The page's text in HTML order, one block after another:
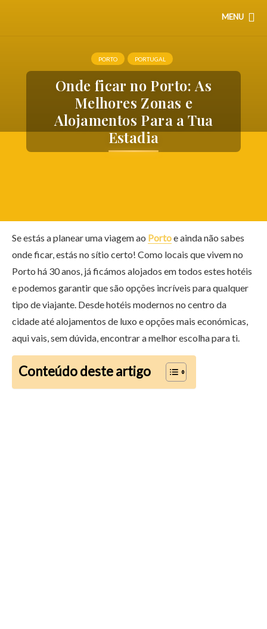
MENU
PORTO PORTUGAL
Onde ficar no Porto: As
Melhores Zonas e
Alojamentos Para a Tua
Estadia
Se estás a planear uma viagem ao Portoe ainda não sabes
onde ficar, estás no sítio certo! Como locais que vivem no
Porto há 30 anos, já ficámos alojados em todos estes hotéis
e podemos garantir que são opções incríveis para qualquer
tipo de viajante. Desde hotéis modernos no centro da
cidade até alojamentos de luxo e opções mais económicas,
aqui vais, sem dúvida, encontrar a melhor escolha para ti.
Conteúdo deste artigo